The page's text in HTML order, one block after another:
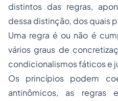
distintos das regras,
dessa distinção, dos quais
Uma regra é ou não é
vários graus de
condicionalismos fáticos e
Os princípios podem
antinômicos, as regras